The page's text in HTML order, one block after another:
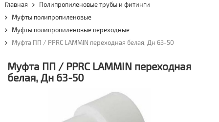
Главная
Полипропиленовые трубы и фитинги
Муфты полипропиленовые
Муфты полипропиленовые переходные
Муфта ПП / PPRC LAMMIN переходная белая, Дн 63-50
Муфта ПП / PPRC LAMMIN переходная
белая, Дн 63-50